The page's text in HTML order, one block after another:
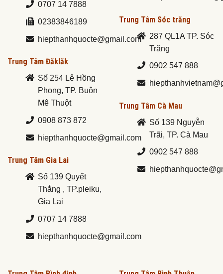
0707 14 7888
02383846189
hiepthanhquocte@gmail.com
Trung Tâm Đăklăk
Số 254 Lê Hồng
Phong, TP. Buôn
Mê Thuột
0908 873 872
hiepthanhquocte@gmail.com
Trung Tâm Gia Lai
Số 139 Quyết
Thắng , TP.pleiku,
Gia Lai
0707 14 7888
hiepthanhquocte@gmail.com
Trung Tâm Sóc trăng
287 QL1A TP. Sóc
Trăng
0902 547 888
Trung Tâm Cà Mau
Số 139 Nguyễn
Trãi, TP. Cà Mau
0902 547 888